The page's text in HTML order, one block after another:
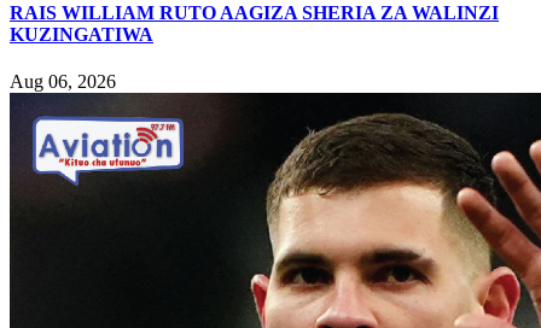
RAIS WILLIAM RUTO AAGIZA SHERIA ZA WALINZI
KUZINGATIWA
Aug 06, 2026